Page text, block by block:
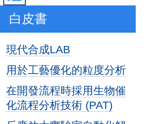
白皮書
現代合成LAB
用於工藝優化的粒度分析
在開發流程時採用生物催
化流程分析技術 (PAT)